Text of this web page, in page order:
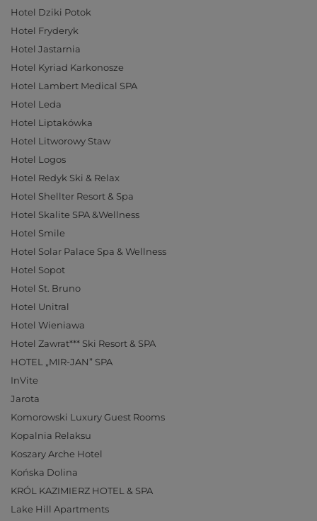
Hotel Dziki Potok
Hotel Fryderyk
Hotel Jastarnia
Hotel Kyriad Karkonosze
Hotel Lambert Medical SPA
Hotel Leda
Hotel Liptakówka
Hotel Litworowy Staw
Hotel Logos
Hotel Redyk Ski & Relax
Hotel Shellter Resort & Spa
Hotel Skalite SPA &Wellness
Hotel Smile
Hotel Solar Palace Spa & Wellness
Hotel Sopot
Hotel St. Bruno
Hotel Unitral
Hotel Wieniawa
Hotel Zawrat*** Ski Resort & SPA
HOTEL „MIR-JAN” SPA
InVite
Jarota
Komorowski Luxury Guest Rooms
Kopalnia Relaksu
Koszary Arche Hotel
Końska Dolina
KRÓL KAZIMIERZ HOTEL & SPA
Lake Hill Apartments